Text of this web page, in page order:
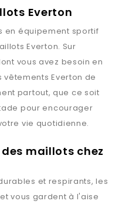
Everton
en équipement sportif
Everton. Sur
vous avez besoin en
vêtementsEverton de
partout, que ce soit
pour encourager
vie quotidienne.
maillots chez
et respirants, les
vous gardent à l'aise